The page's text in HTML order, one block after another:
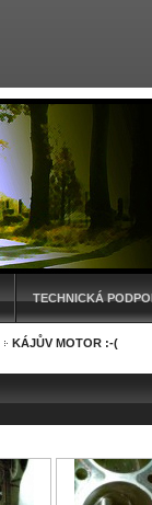
TECHNICKÁ
KÁJŮV MOTOR :-(